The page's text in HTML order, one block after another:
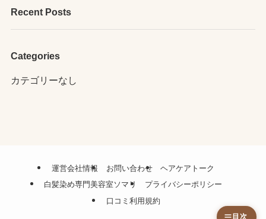
Recent Posts
Categories
カテゴリーなし
運営会社情報 お問い合わせ
ヘアケアトーク
白髪染め専門美容室ソマリ
プライバシーポリシー
口コミ利用規約
目次